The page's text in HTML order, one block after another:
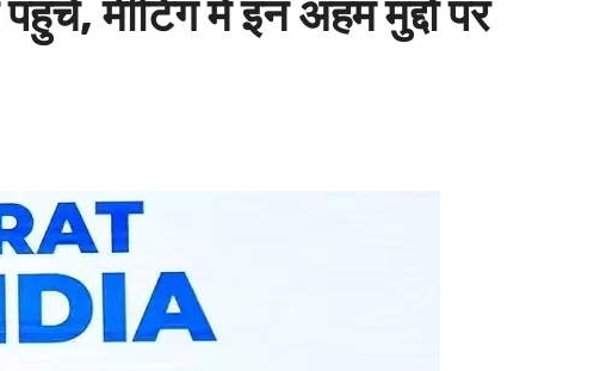
मीटिंग में इन अहम मुद्दों पर